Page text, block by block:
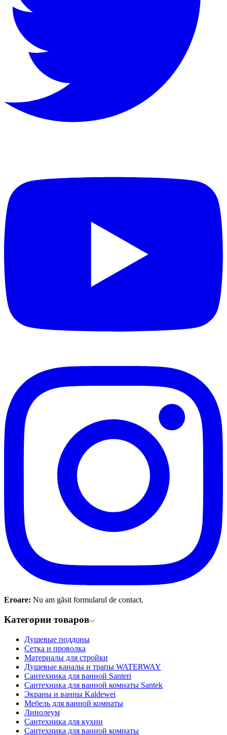
Eroare: Nu am găsit formularul de contact.
Категории товаров
Душевые поддоны
Сетка и проволка
Материалы для стройки
Душевые каналы и трапы WATERWAY
Сантехника для ванной Santeri
Сантехника для ванной комнаты Santek
Экраны и ванны Kaldewei
Мебель для ванной комнаты
Линолеум
Сантехника для кухни
Сантехника для ванной комнаты